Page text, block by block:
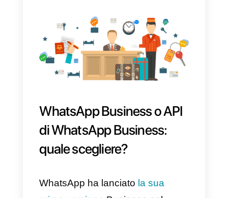
avere accesso, per esempio la
password del WIFI, orari
dell’apertura della piscina, del
servizio SPA, escursioni e
consigliati ecc.;
– Gestire le criticità:
permette di evitare proteste e